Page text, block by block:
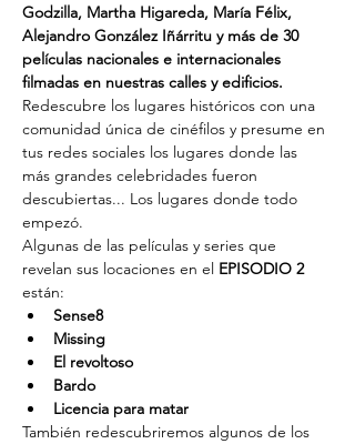
Godzilla, Martha Higareda, María Félix,
Alejandro González Iñárritu y más de 30
películas nacionales e internacionales
filmadas en nuestras calles y edificios.
Redescubre los lugares históricos con una
comunidad única de cinéfilos y presume en
tus redes sociales los lugares donde las
más grandes celebridades fueron
descubiertas... Los lugares donde todo
empezó.
Algunas de las películas y series que
revelan sus locaciones en el EPISODIO 2
están:
Sense8
Missing
El revoltoso
Bardo
Licencia para matar
También redescubriremos algunos de los